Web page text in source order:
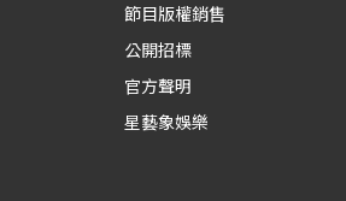
節目版權銷售
公開招標
官方聲明
星藝象娛樂